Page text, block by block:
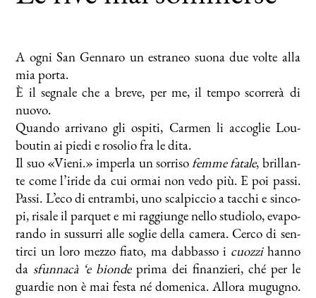
A ogni San Gen­na­ro un estra­neo suo­na due vol­te al­la
mia por­ta.
È il se­gna­le che a bre­ve, per me, il tem­po scor­re­rà di
nuo­vo.
Quan­do ar­ri­va­no gli ospi­ti, Car­men li ac­co­glie Lou­
bou­tin ai pie­di e ro­so­lio fra le di­ta.
Il suo «Vie­ni.» im­per­la un sor­ri­sofem­me fa­ta­le, bril­lan­
te co­me l’iride da cui or­mai non ve­do più. E poi pas­si.
Pas­si. L’eco di en­tram­bi, uno scal­pic­cio a tac­chi e sin­co­
pi, ri­sa­le il par­quet e mi rag­giun­ge nel­lo stu­dio­lo, eva­po­
ran­do in sus­sur­ri al­le so­glie del­la ca­me­ra. Cer­co di sen­
tir­ci un lo­ro mez­zo fia­to, ma dab­bas­so i cuoz­zihan­no
da sfun­na­cà ‘e bion­depri­ma dei fi­nan­zie­ri, ché per le
guar­die non è mai fe­sta né do­me­ni­ca. Al­lo­ra mu­gu­gno.